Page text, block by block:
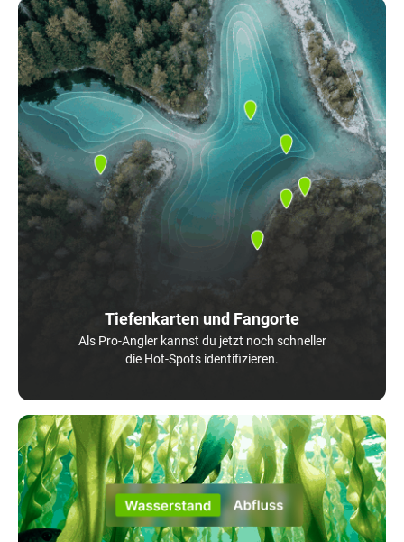
Tiefenkarten und Fangorte
Als Pro-Angler kannst du jetzt noch schneller
die Hot-Spots identifizieren.